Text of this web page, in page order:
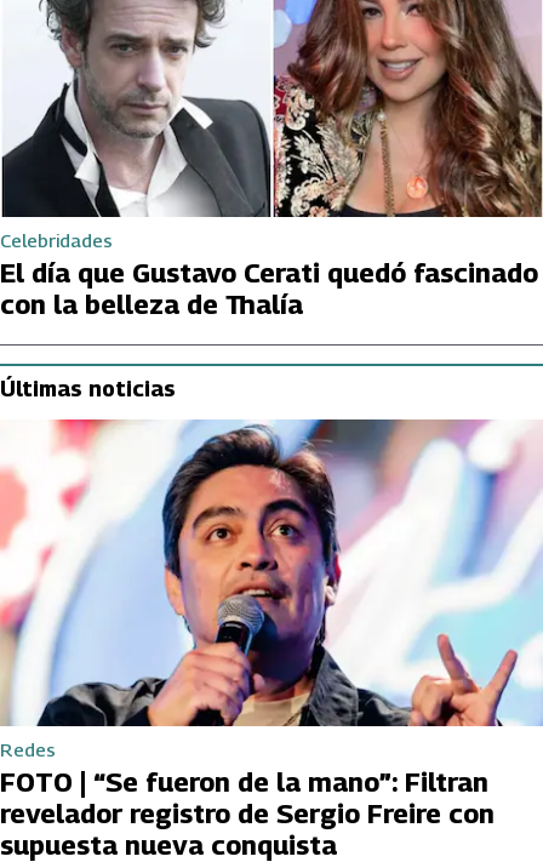
Celebridades
El día que Gustavo Cerati quedó fascinado
con la belleza de Thalía
Últimas noticias
Redes
FOTO | “Se fueron de la mano”: Filtran
revelador registro de Sergio Freire con
supuesta nueva conquista